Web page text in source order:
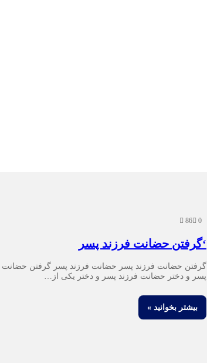
0
86
‘گرفتن حضانت فرزند پسر
گرفتن حضانت فرزند پسر حضانت فرزند پسر گرفتن حضانت
پسر و دختر حضانت فرزند پسر و دختر یکی از…
بیشتر بخوانید »